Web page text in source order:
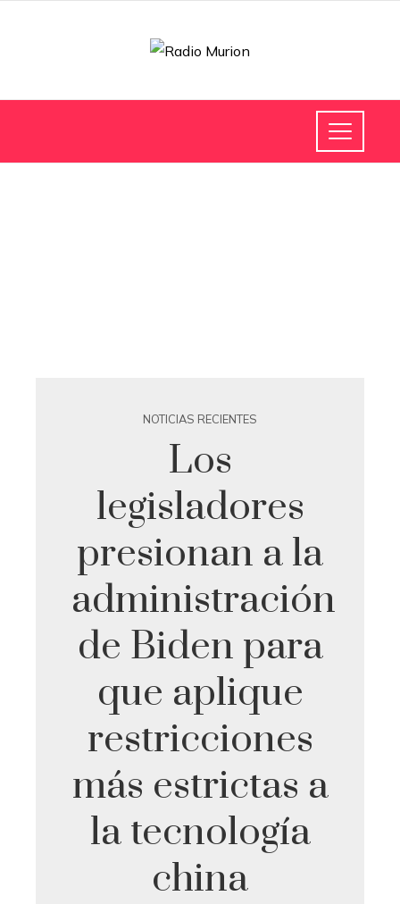
NOTICIAS RECIENTES
Los
legisladores
presionan a la
administración
de Biden para
que aplique
restricciones
más estrictas a
la tecnología
china